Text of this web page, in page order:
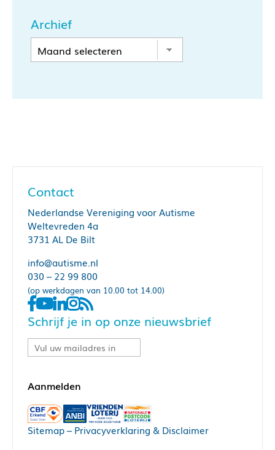
Archief
Contact
Nederlandse Vereniging voor Autisme
Weltevreden 4a
3731 AL De Bilt
info@autisme.nl
030 – 22 99 800
(op werkdagen van 10.00 tot 14.00)
Schrijf je in op onze nieuwsbrief
Sitemap– Privacyverklaring & Disclaimer